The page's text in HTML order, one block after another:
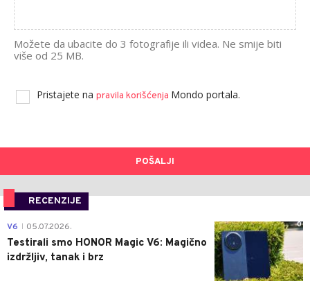
Možete da ubacite do 3 fotografije ili videa. Ne smije biti
više od 25 MB.
Pristajete na pravila korišćenja Mondo portala.
POŠALJI
RECENZIJE
0
V6 05.07.2026.
Testirali smo HONOR Magic V6: Magično
izdržljiv, tanak i brz